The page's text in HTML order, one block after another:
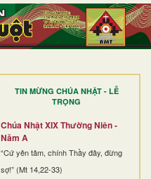
TIN MỪNG CHÚA NHẬT - LỄ
TRỌNG
Chúa Nhật XIX Thường Niên -
Năm A
“Cứ yên tâm, chính Thầy đây, đừng
sợ!” (Mt 14,22-33)